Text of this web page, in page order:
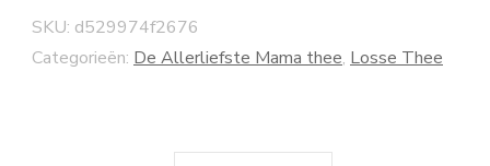
SKU: d529974f2676
Categorieën: De Allerliefste Mama thee, Losse Thee